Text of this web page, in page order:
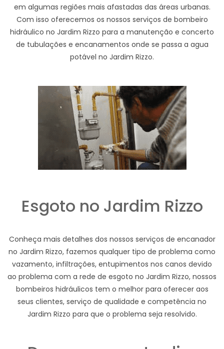
em algumas regiões mais afastadas das áreas urbanas.
Com isso oferecemos os nossos serviços de bombeiro
hidráulico no Jardim Rizzo para a manutenção e concerto
de tubulações e encanamentos onde se passa a agua
potável no Jardim Rizzo.
Esgoto no Jardim Rizzo
Conheça mais detalhes dos nossos serviços de encanador
no Jardim Rizzo, fazemos qualquer tipo de problema como
vazamento, infiltrações, entupimentos nos canos devido
ao problema com a rede de esgoto no Jardim Rizzo, nossos
bombeiros hidráulicos tem o melhor para oferecer aos
seus clientes, serviço de qualidade e competência no
Jardim Rizzo para que o problema seja resolvido.